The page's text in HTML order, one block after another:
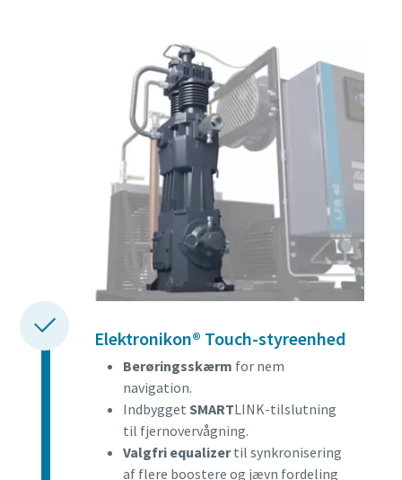
Elektronikon® Touch-styreenhed
Berøringsskærm for nem
navigation.
Indbygget SMARTLINK-tilslutning
til fjernovervågning.
Valgfri equalizertil synkronisering
af flere boostere og jævn fordeling